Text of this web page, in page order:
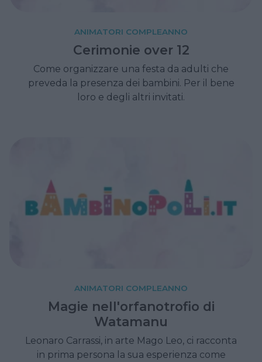
ANIMATORI COMPLEANNO
Cerimonie over 12
Come organizzare una festa da adulti che
preveda la presenza dei bambini. Per il bene
loro e degli altri invitati.
ANIMATORI COMPLEANNO
Magie nell'orfanotrofio di
Watamanu
Leonaro Carrassi, in arte Mago Leo, ci racconta
in prima persona la sua esperienza come